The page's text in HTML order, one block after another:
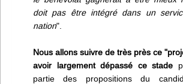
doit pas être intégré dans un
nation".
Nous allons suivre de très près ce
avoir largement dépassé ce stade
partie des propositions du